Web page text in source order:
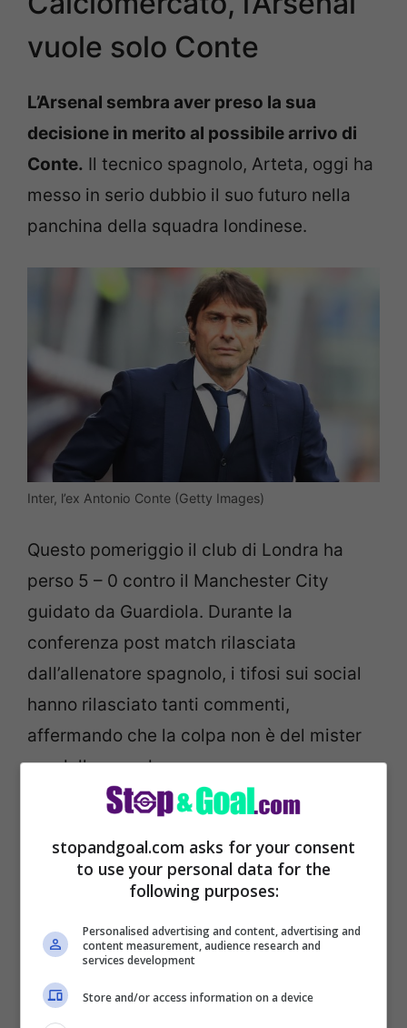
vuole solo Conte
L’Arsenal sembra aver preso la sua
decisione in merito al possibile arrivo di
Conte. Il tecnico spagnolo, Arteta, oggi ha
messo in serio dubbio il suo futuro nella
panchina della squadra londinese.
Inter, l’ex Antonio Conte (Getty Images)
Questo pomeriggio il club di Londra ha
perso 5 – 0 contro il Manchester City
guidato da Guardiola. Durante la
conferenza post match rilasciata
dall’allenatore spagnolo, i tifosi sui social
hanno rilasciato tanti commenti,
affermando che la colpa non è del mister
ma della squadra.
stopandgoal.com asks for your consent
to use your personal data for the
following purposes:
Personalised advertising and content, advertising and
content measurement, audience research and
services development
Store and/or access information on a device